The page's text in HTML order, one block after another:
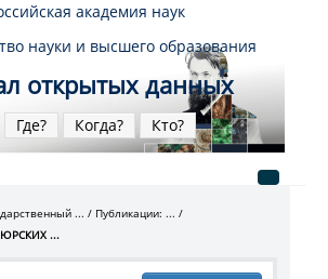
академия наук
науки и высшего образования
открытых данных
Где? Когда? Кто?
...
Публикации: ...
ЮРСКИХ ...